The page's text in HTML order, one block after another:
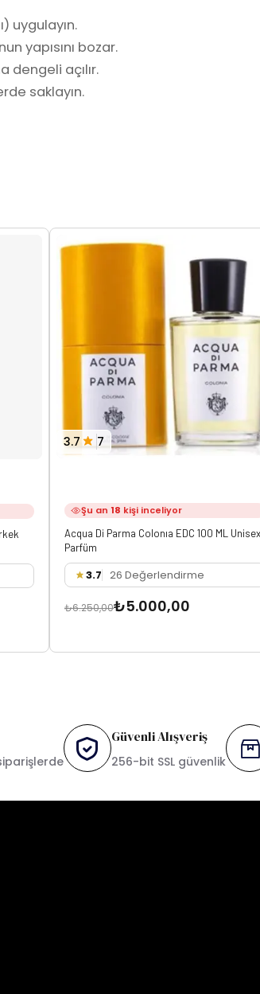
uygulayın.
yapısını bozar.
dengeli açılır.
saklayın.
3.7 7
Şu an 18 kişi inceliyor
Acqua Di Parma Colonıa EDC 100 ML Unisex
Parfüm
3.7 26 Değerlendirme
₺6.250,00₺5.000,00
Güvenli Alışveriş
256-bit SSL güvenlik